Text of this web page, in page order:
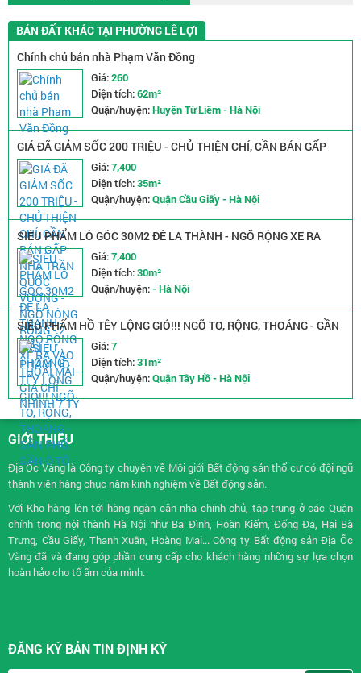
BÁN ĐẤT KHÁC TẠI PHƯỜNG LÊ LỢI
Chính chủ bán nhà Phạm Văn Đồng
Giá:260
Diện tích:62m²
Quận/huyện:Huyện Từ Liêm - Hà Nội
GIÁ ĐÃ GIẢM SỐC 200 TRIỆU - CHỦ THIỆN CHÍ, CẦN BÁN GẤP
NHÀ TRẦN QUỐC VƯỢNG - NGÕ NÔNG RỘNG - 2 MẶT THOÁNG
Giá:7,400
Diện tích:35m²
Quận/huyện:Quận Cầu Giấy - Hà Nội
SIÊU PHẨM LÔ GÓC 30M2 ĐÊ LA THÀNH - NGÕ RỘNG XE RA
VÀO THOẢI MÁI - GIÁ CHỈ NHỈNH 7 TỶ
Giá:7,400
Diện tích:30m²
Quận/huyện:- Hà Nội
SIÊU PHẨM HỒ TÊY LỘNG GIÓ!!! NGÕ TO, RỘNG, THOÁNG - GẦN
PHỐ, GẦN Ô TÔGiá:7
Diện tích:31m²
Quận/huyện:Quận Tây Hồ - Hà Nội
GIỚI THIỆU
Địa Ốc Vàng là Công ty chuyên về Môi giới Bất động sảnthổ cư có đội ngũ
thành viên hàng chục năm kinh nghiệm về Bất động sản.
Với Kho hàng lên tới hàng ngàn căn nhà chính chủ, tập trung ở các Quận
chính trong nội thành Hà Nội như Ba Đình, Hoàn Kiếm, Đống Đa, Hai Bà
Trưng, Cầu Giấy, Thanh Xuân, Hoàng Mai... Công ty Bất động sản Địa Ốc
Vàng đã và đang góp phần cung cấp cho khách hàng những sự lựa chọn
hoàn hảo cho tổ ấm của mình.
ĐĂNG KÝ BẢN TIN ĐỊNH KỲ